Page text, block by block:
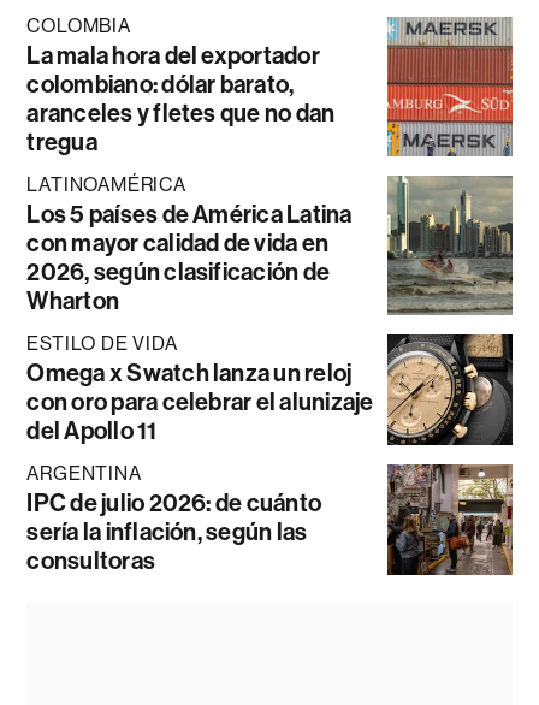
COLOMBIA
La mala hora del exportador
colombiano: dólar barato,
aranceles y fletes que no dan
tregua
LATINOAMÉRICA
Los 5 países de América Latina
con mayor calidad de vida en
2026, según clasificación de
Wharton
ESTILO DE VIDA
Omega x Swatch lanza un reloj
con oro para celebrar el alunizaje
del Apollo 11
ARGENTINA
IPC de julio 2026: de cuánto
sería la inflación, según las
consultoras